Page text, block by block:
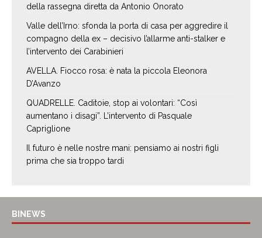
della rassegna diretta da Antonio Onorato
Valle dell’Irno: sfonda la porta di casa per aggredire il
compagno della ex – decisivo l’allarme anti-stalker e
l’intervento dei Carabinieri
AVELLA. Fiocco rosa: è nata la piccola Eleonora
D’Avanzo
QUADRELLE. Caditoie, stop ai volontari: “Così
aumentano i disagi”. L’intervento di Pasquale
Capriglione
Il futuro è nelle nostre mani: pensiamo ai nostri figli
prima che sia troppo tardi
BINEWS